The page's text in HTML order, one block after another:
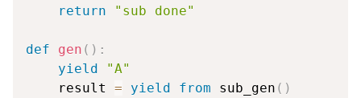
return
"sub done"
def gen ( ) :
yield
"A"
    result
= yield from sub_gen ( )